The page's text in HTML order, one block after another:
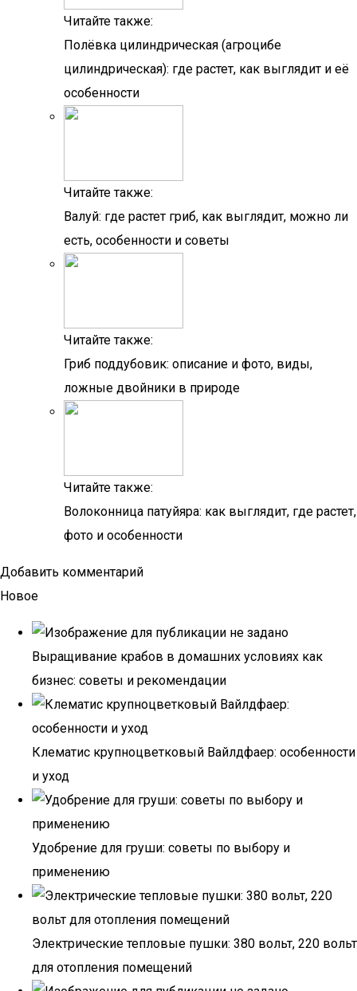
Читайте также:
Полёвка цилиндрическая (агроцибе
цилиндрическая): где растет, как выглядит и её
особенности
Читайте также:
Валуй: где растет гриб, как выглядит, можно ли
есть, особенности и советы
Читайте также:
Гриб поддубовик: описание и фото, виды,
ложные двойники в природе
Читайте также:
Волоконница патуйяра: как выглядит, где растет,
фото и особенности
Добавить комментарий
Новое
Выращивание крабов в домашних условиях как
бизнес: советы и рекомендации
Клематис крупноцветковый Вайлдфаер: особенности
и уход
Удобрение для груши: советы по выбору и
применению
Электрические тепловые пушки: 380 вольт, 220 вольт
для отопления помещений